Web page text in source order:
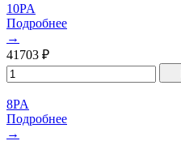
10PA
Подробнее
→
41703 ₽
8PA
Подробнее
→